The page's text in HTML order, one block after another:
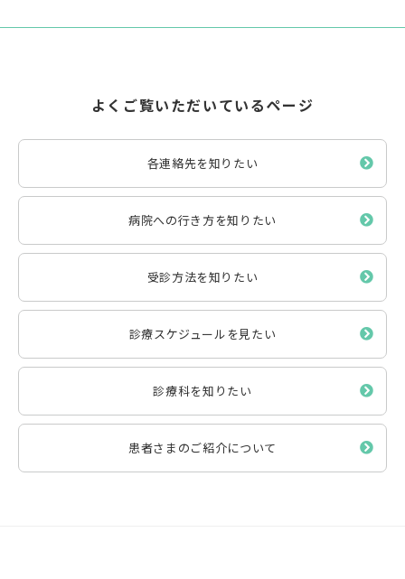
よくご覧いただいているページ
各連絡先を知りたい
病院への行き方を知りたい
受診方法を知りたい
診療スケジュールを見たい
診療科を知りたい
患者さまのご紹介について